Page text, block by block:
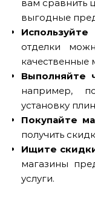
вам сравнить
выгодные
отделки
качественные
Выполняйте
например,
установку
Покупайте
получить
Ищите
магазины
услуги.